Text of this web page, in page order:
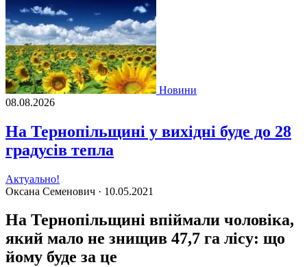
Новини
08.08.2026
На Тернопільщині у вихідні буде до 28
градусів тепла
Актуально!
Оксана Семенович · 10.05.2021
На Тернопільщині впіймали чоловіка,
який мало не знищив 47,7 га лісу: що
йому буде за це